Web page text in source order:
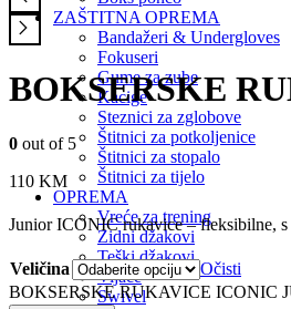
ZAŠTITNA OPREMA
Bandažeri & Undergloves
Fokuseri
Gume za zube
Kacige
Steznici za zglobove
Štitnici za potkoljenice
Štitnici za stopalo
Štitnici za tijelo
OPREMA
Vreće za trening
Zidni džakovi
Teški džakovi
Vijače
Swivel
BOKSERSKE
0 out of 5
110 KM
Junior ICONIC rukavice – fleksibilne,
Veličina
Očisti
BOKSERSKE RUKAVICE ICONIC